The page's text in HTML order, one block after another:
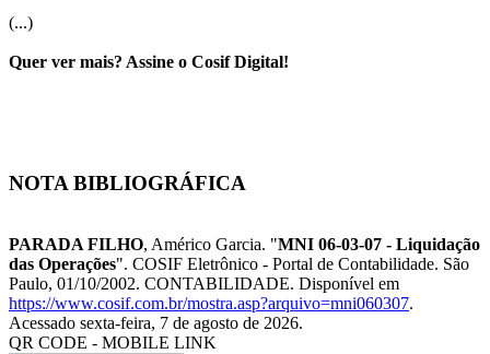
(...)
Quer ver mais? Assine o Cosif Digital!
NOTA BIBLIOGRÁFICA
PARADA FILHO, Américo Garcia. "MNI 06-03-07 - Liquidação
das Operações". COSIF Eletrônico - Portal de Contabilidade. São
Paulo, 01/10/2002. CONTABILIDADE. Disponível em
https://www.cosif.com.br/mostra.asp?arquivo=mni060307.
Acessado sexta-feira, 7 de agosto de 2026.
QR CODE - MOBILE LINK